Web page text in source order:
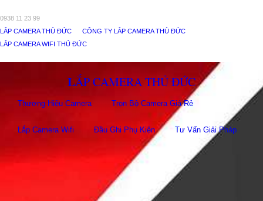
0938 11 23 99
LẮP CAMERA THỦ ĐỨC
CÔNG TY LẮP CAMERA THỦ ĐỨC
LẮP CAMERA WIFI THỦ ĐỨC
LẮP CAMERA THỦ ĐỨC
Thương Hiệu Camera Trọn Bộ Camera Giá Rẻ
Lắp Camera Wifi Đầu Ghi Phụ Kiên Tư Vấn Giải Pháp